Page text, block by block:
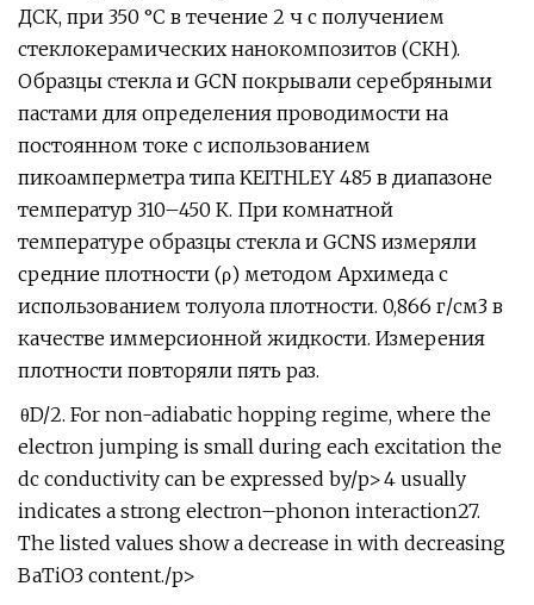
ДСК, при 350 °С в течение 2 ч с получением
стеклокерамических нанокомпозитов (СКН).
Образцы стекла и GCN покрывали серебряными
пастами для определения проводимости на
постоянном токе с использованием
пикоамперметра типа KEITHLEY 485 в диапазоне
температур 310–450 К. При комнатной
температуре образцы стекла и GCNS измеряли
средние плотности (ρ) методом Архимеда с
использованием толуола плотности. 0,866 г/см3 в
качестве иммерсионной жидкости. Измерения
плотности повторяли пять раз.
θD/2. For non-adiabatic hopping regime, where the
electron jumping is small during each excitation the
dc conductivity can be expressed by/p>4 usually
indicates a strong electron–phonon interaction27.
The listed values show a decrease in with decreasing
BaTiO3 content./p>